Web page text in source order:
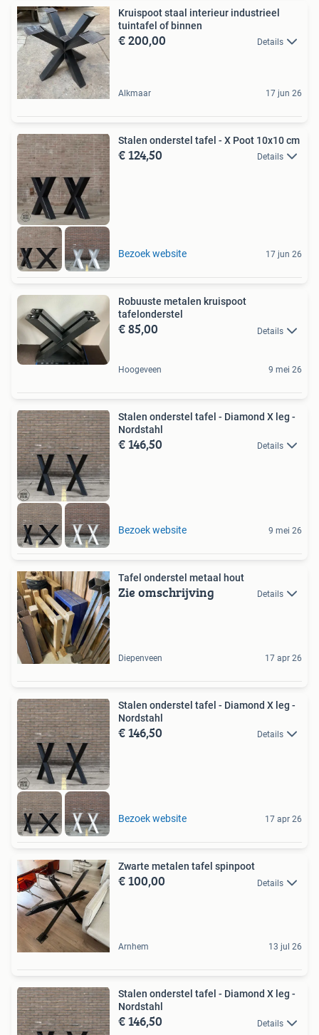
Kruispoot staal interieur industrieel
tuintafel of binnen
€ 200,00 Details
Alkmaar 17 jun 26
Stalen onderstel tafel - X Poot 10x10 cm
€ 124,50 Details
Bezoek website 17 jun 26
Robuuste metalen kruispoot
tafelonderstel
€ 85,00 Details
Hoogeveen 9 mei 26
Stalen onderstel tafel - Diamond X leg -
Nordstahl
€ 146,50 Details
Bezoek website 9 mei 26
Tafel onderstel metaal hout
Zie omschrijving Details
Diepenveen 17 apr 26
Stalen onderstel tafel - Diamond X leg -
Nordstahl
€ 146,50 Details
Bezoek website 17 apr 26
Zwarte metalen tafel spinpoot
€ 100,00 Details
Arnhem 13 jul 26
Stalen onderstel tafel - Diamond X leg -
Nordstahl
€ 146,50 Details